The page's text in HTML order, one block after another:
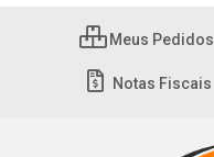
Meus Pedidos
Notas Fiscais